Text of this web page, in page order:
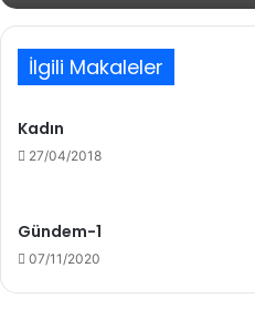
İlgili Makaleler
Kadın
27/04/2018
Gündem-1
07/11/2020